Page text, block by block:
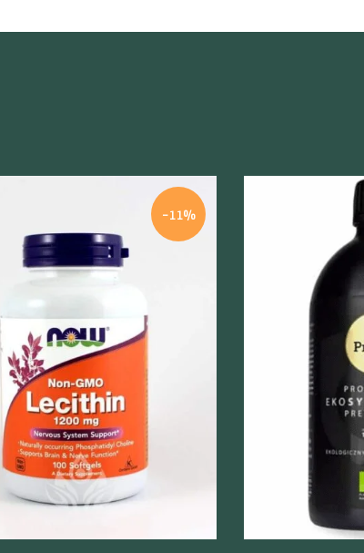
-11%
podgląd Szybki